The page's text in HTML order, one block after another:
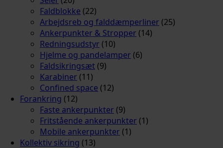
Faldblokke (22)
Arbejdsreb og falddæmperliner (25)
Ankerpunkter & Stropper (14)
Redningsudstyr (10)
Hjelme og pandelamper (6)
Faldsikringsæt (9)
Karabiner (11)
Confined space (12)
Forankring (12)
Faste ankerpunkter (9)
Fritstående ankerpunkter (1)
Mobile ankerpunkter (1)
Kollektiv sikring (13)